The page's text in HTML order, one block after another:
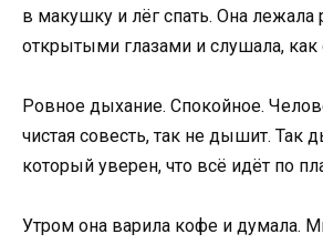
в макушку и лёг спать. Она лежала
открытыми глазами и слушала,
Ровное дыхание. Спокойное.
чистая совесть, так не дышит. Так
который уверен, что всё идёт по
Утром она варила кофе и думала.